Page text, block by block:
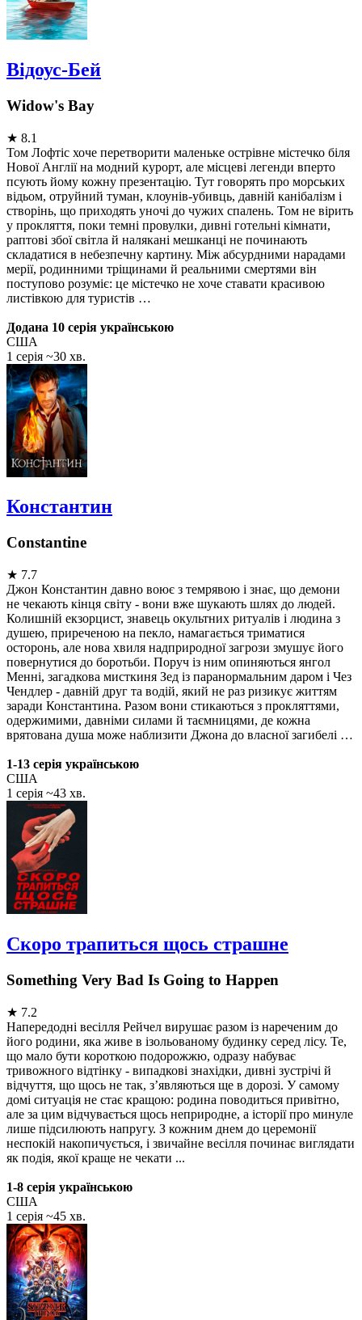
Відоус-Бей
Widow's Bay
★ 8.1
Том Лофтіс хоче перетворити маленьке острівне містечко біля
Нової Англії на модний курорт, але місцеві легенди вперто
псують йому кожну презентацію. Тут говорять про морських
відьом, отруйний туман, клоунів-убивць, давній канібалізм і
створінь, що приходять уночі до чужих спалень. Том не вірить
у прокляття, поки темні провулки, дивні готельні кімнати,
раптові збої світла й налякані мешканці не починають
складатися в небезпечну картину. Між абсурдними нарадами
мерії, родинними тріщинами й реальними смертями він
поступово розуміє: це містечко не хоче ставати красивою
листівкою для туристів …
Додана 10 серія українською
США
1 серія ~30 хв.
Константин
Constantine
★ 7.7
Джон Константин давно воює з темрявою і знає, що демони
не чекають кінця світу - вони вже шукають шлях до людей.
Колишній екзорцист, знавець окультних ритуалів і людина з
душею, приреченою на пекло, намагається триматися
осторонь, але нова хвиля надприродної загрози змушує його
повернутися до боротьби. Поруч із ним опиняються янгол
Менні, загадкова мисткиня Зед із паранормальним даром і Чез
Чендлер - давній друг та водій, який не раз ризикує життям
заради Константина. Разом вони стикаються з прокляттями,
одержимими, давніми силами й таємницями, де кожна
врятована душа може наблизити Джона до власної загибелі …
1-13 серія українською
США
1 серія ~43 хв.
Скоро трапиться щось страшне
Something Very Bad Is Going to Happen
★ 7.2
Напередодні весілля Рейчел вирушає разом із нареченим до
його родини, яка живе в ізольованому будинку серед лісу. Те,
що мало бути короткою подорожжю, одразу набуває
тривожного відтінку - випадкові знахідки, дивні зустрічі й
відчуття, що щось не так, з’являються ще в дорозі. У самому
домі ситуація не стає кращою: родина поводиться привітно,
але за цим відчувається щось неприродне, а історії про минуле
лише підсилюють напругу. З кожним днем до церемонії
неспокій накопичується, і звичайне весілля починає виглядати
як подія, якої краще не чекати ...
1-8 серія українською
США
1 серія ~45 хв.